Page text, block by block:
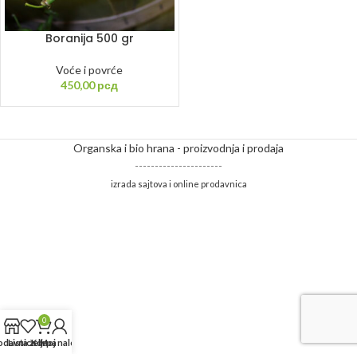
Boranija 500 gr
Voće i povrće
450,00рсд
Organska i bio hrana - proizvodnja i prodaja
----------------------
izrada sajtova i online prodavnica
Lista želja
0
Korpa
Moj nalog